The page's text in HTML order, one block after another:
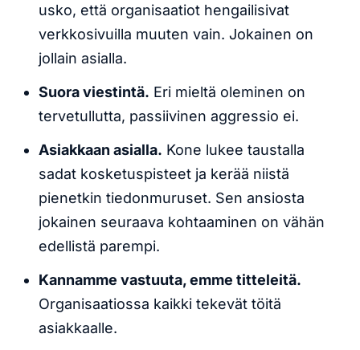
usko, että organisaatiot hengailisivat
verkkosivuilla muuten vain. Jokainen on
jollain asialla.
Suora viestintä. Eri mieltä oleminen on
tervetullutta, passiivinen aggressio ei.
Asiakkaan asialla. Kone lukee taustalla
sadat kosketuspisteet ja kerää niistä
pienetkin tiedonmuruset. Sen ansiosta
jokainen seuraava kohtaaminen on vähän
edellistä parempi.
Kannamme vastuuta, emme titteleitä.
Organisaatiossa kaikki tekevät töitä
asiakkaalle.